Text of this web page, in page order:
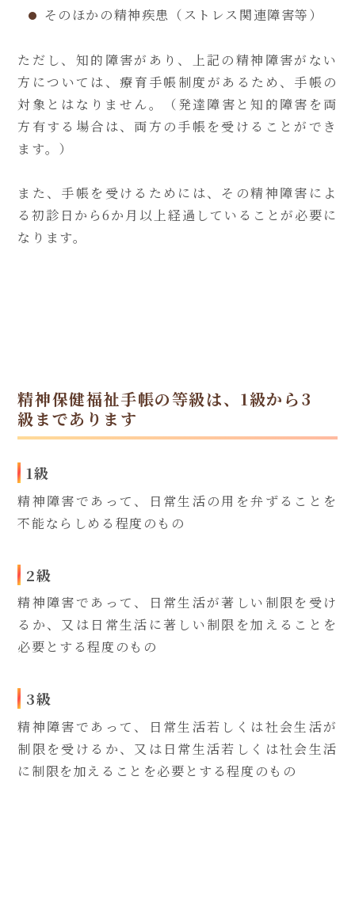
そのほかの精神疾患（ストレス関連障害等）
ただし、知的障害があり、上記の精神障害がない
方については、療育手帳制度があるため、手帳の
対象とはなりません。（発達障害と知的障害を両
方有する場合は、両方の手帳を受けることができ
ます。）
また、手帳を受けるためには、その精神障害によ
る初診日から6か月以上経過していることが必要に
なります。
精神保健福祉手帳の等級は、1級から3
級まであります
1級
精神障害であって、日常生活の用を弁ずることを
不能ならしめる程度のもの
2級
精神障害であって、日常生活が著しい制限を受け
るか、又は日常生活に著しい制限を加えることを
必要とする程度のもの
3級
精神障害であって、日常生活若しくは社会生活が
制限を受けるか、又は日常生活若しくは社会生活
に制限を加えることを必要とする程度のもの